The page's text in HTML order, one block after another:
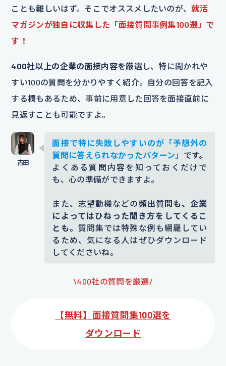
ことも難しいはず。そこでオススメしたいのが、就活
マガジンが独自に収集した「面接質問事例集100選」で
す！
400社以上の企業の面接内容を厳選し、特に聞かれや
すい100の質問を分かりやすく紹介。自分の回答を記入
する欄もあるため、事前に用意した回答を面接直前に
見返すことも可能ですよ。
面接で特に失敗しやすいのが「予想外の
質問に答えられなかったパターン」 です。
よくある質問内容を知っておくだけで
も、心の準備ができますよ。
また、志望動機などの頻出質問も、企業
によってはひねった聞き方をしてくるこ
とも。 質問集では特殊な例も網羅してい
るため、気になる人はぜひダウンロード
してくださいね。
\400社の質問を厳選/
【無料】面接質問集100選を
ダウンロード